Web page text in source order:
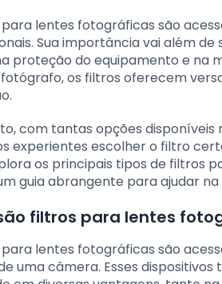
lentes fotográficas são
Sua importância vai além
proteção do equipamento e na
os filtros oferecem
com tantas opções
experientes escolher o filtro
os principais tipos de filtros
guia abrangente para ajudar
filtros para lentes
lentes fotográficas são
uma câmera. Esses